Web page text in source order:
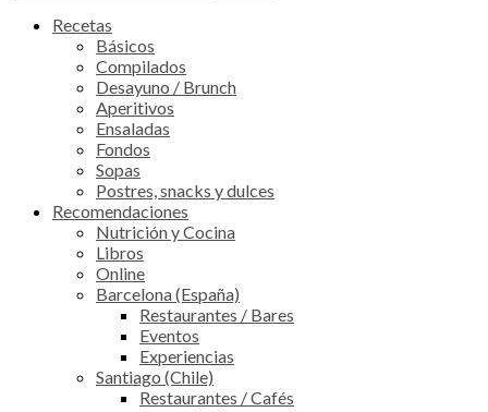
Recetas
Básicos
Compilados
Desayuno / Brunch
Aperitivos
Ensaladas
Fondos
Sopas
Postres, snacks y dulces
Recomendaciones
Nutrición y Cocina
Libros
Online
Barcelona (España)
Restaurantes / Bares
Eventos
Experiencias
Santiago (Chile)
Restaurantes / Cafés